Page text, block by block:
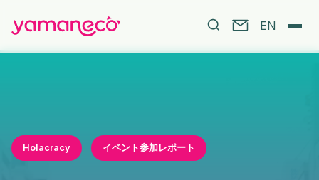
EN
Holacracy イベント参加レポート